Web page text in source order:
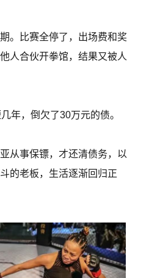
。比赛全停了，出场费和奖
人合伙开拳馆，结果又被人
年，倒欠了30万元的债。
从事保镖，才还清债务，以
的老板，生活逐渐回归正